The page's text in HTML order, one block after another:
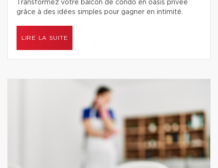
Transformez votre balcon de condo en oasis privée
grâce à des idées simples pour gagner en intimité.
LIRE LA SUITE